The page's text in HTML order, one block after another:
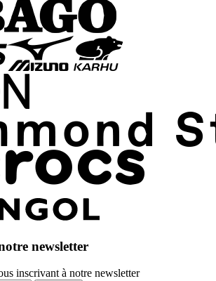
newsletter
inscrivant à notre newsletter